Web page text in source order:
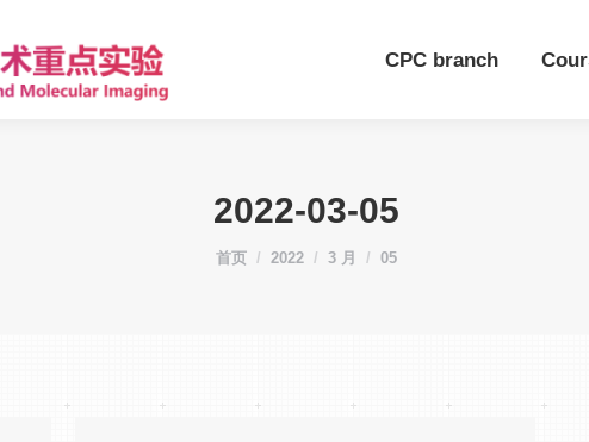
CPC branch
2022-03-05
您在这里：
首页 2022 3 月 05